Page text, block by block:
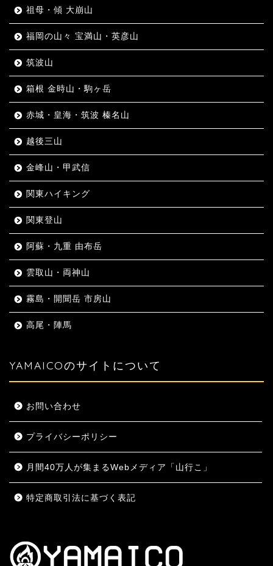
祖母・傾 大崩山
福岡の山々 宝満山・英彦山
筑波山
箱根 金時山・駒ヶ岳
赤城・皇海・筑波 榛名山
越後三山
金峰山・甲武信
関東ハイキング
関東登山
阿蘇・九重 由布岳
雲取山・両神山
霧島・開聞岳 市房山
高尾・陣馬
YAMAICOのサイトについて
お問い合わせ
プライバシーポリシー
月間40万人が集まるWebメディア「山行こ」
特定商取引法に基づく表記